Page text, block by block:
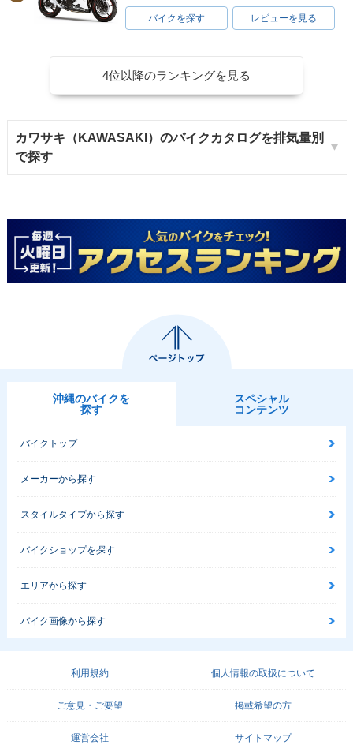
バイクを探す レビューを見る
4位以降のランキングを見る
カワサキ（KAWASAKI）のバイクカタログを排気量別
で探す
沖縄のバイクを
探す
スペシャル
コンテンツ
バイクトップ
メーカーから探す
スタイルタイプから探す
バイクショップを探す
エリアから探す
バイク画像から探す
利用規約 個人情報の取扱について
ご意見・ご要望 掲載希望の方
運営会社 サイトマップ